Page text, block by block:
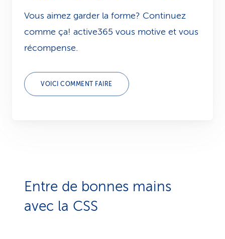
Vous aimez garder la forme? Continuez
comme ça! active365 vous motive et vous
récompense.
VOICI COMMENT FAIRE
Entre de bonnes mains
avec la CSS